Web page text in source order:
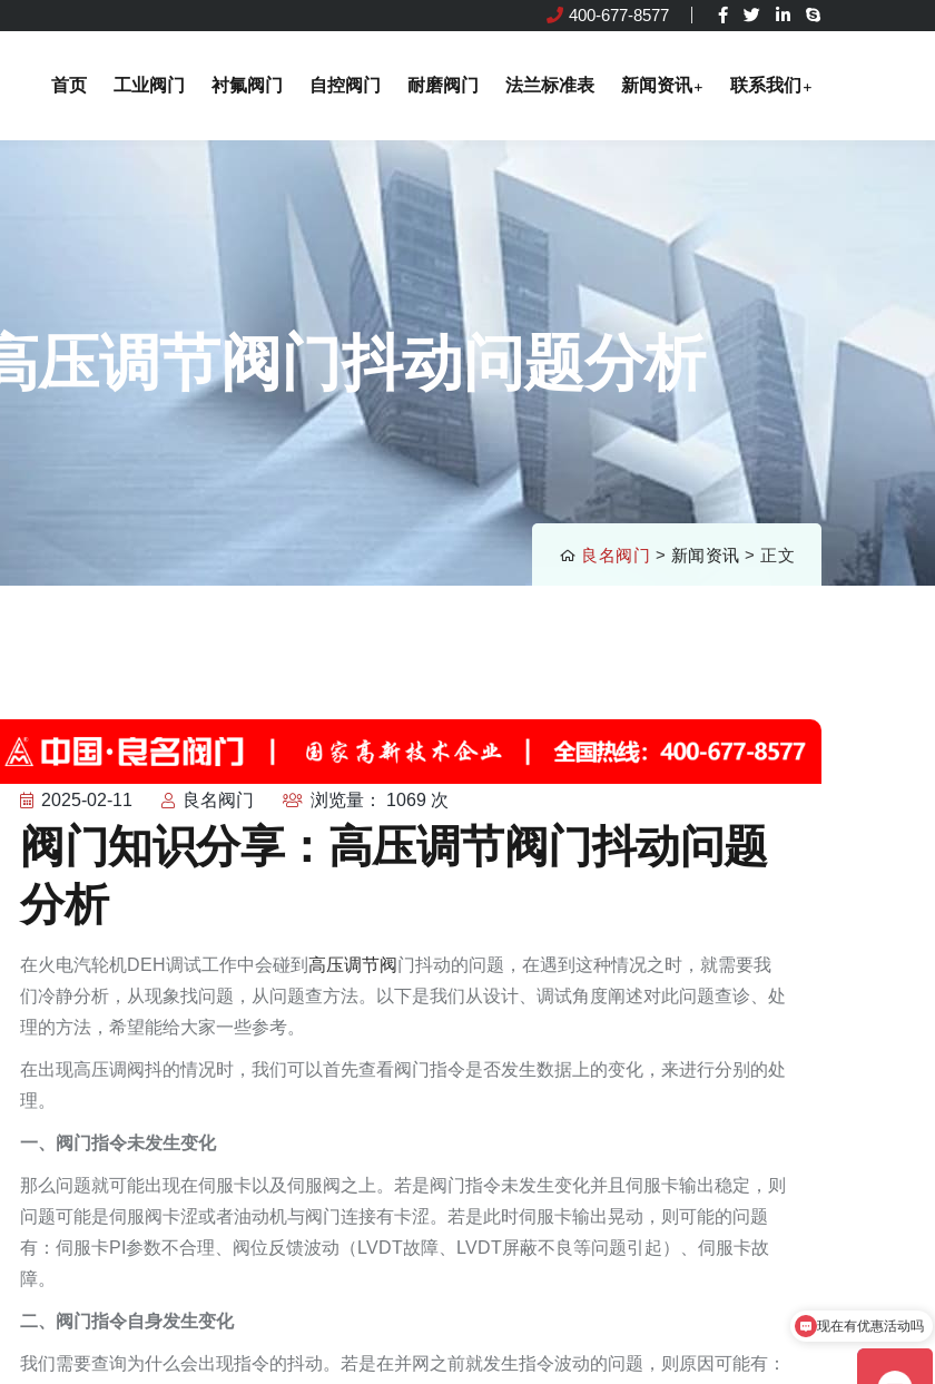
400-677-8577
首页 工业阀门 衬氟阀门 自控阀门 耐磨阀门 法兰标准表 新闻资讯 联系我们
压调节阀门抖动问题分析
良名阀门 > 新闻资讯 > 正文
2025-02-11 良名阀门 浏览量： 1069 次
阀门知识分享：高压调节阀门抖动问题
分析
在火电汽轮机DEH调试工作中会碰到 高压调节阀门抖动的问题，在遇到这种情况之时，就需要我
们冷静分析，从现象找问题，从问题查方法。以下是我们从设计、调试角度阐述对此问题查诊、处
理的方法，希望能给大家一些参考。
在出现高压调阀抖的情况时，我们可以首先查看阀门指令是否发生数据上的变化，来进行分别的处
理。
一、阀门指令未发生变化
那么问题就可能出现在伺服卡以及伺服阀之上。若是阀门指令未发生变化并且伺服卡输出稳定，则
问题可能是伺服阀卡涩或者油动机与阀门连接有卡涩。若是此时伺服卡输出晃动，则可能的问题
有：伺服卡PI参数不合理、阀位反馈波动（LVDT故障、LVDT屏蔽不良等问题引起）、伺服卡故
障。
二、阀门指令自身发生变化
我们需要查询为什么会出现指令的抖动。若是在并网之前就发生指令波动的问题，则原因可能有：
现在有优惠活动吗